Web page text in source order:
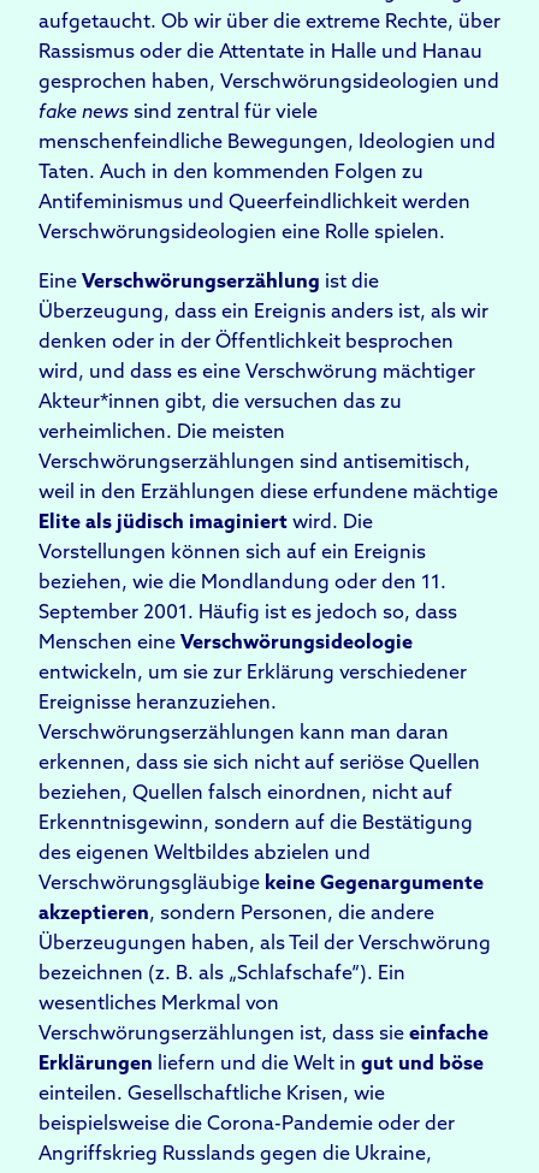
aufgetaucht. Ob wir über die extreme Rechte, über
Rassismus oder die Attentate in Halle und Hanau
gesprochen haben, Verschwörungsideologien und
fake news sind zentral für viele
menschenfeindliche Bewegungen, Ideologien und
Taten. Auch in den kommenden Folgen zu
Antifeminismus und Queerfeindlichkeit werden
Verschwörungsideologien eine Rolle spielen.
Eine Verschwörungserzählung ist die
Überzeugung, dass ein Ereignis anders ist, als wir
denken oder in der Öffentlichkeit besprochen
wird, und dass es eine Verschwörung mächtiger
Akteur*innen gibt, die versuchen das zu
verheimlichen. Die meisten
Verschwörungserzählungen sind antisemitisch,
weil in den Erzählungen diese erfundene mächtige
Elite als jüdisch imaginiert wird. Die
Vorstellungen können sich auf ein Ereignis
beziehen, wie die Mondlandung oder den 11.
September 2001. Häufig ist es jedoch so, dass
Menschen eine Verschwörungsideologie
entwickeln, um sie zur Erklärung verschiedener
Ereignisse heranzuziehen.
Verschwörungserzählungen kann man daran
erkennen, dass sie sich nicht auf seriöse Quellen
beziehen, Quellen falsch einordnen, nicht auf
Erkenntnisgewinn, sondern auf die Bestätigung
des eigenen Weltbildes abzielen und
Verschwörungsgläubige keine Gegenargumente
akzeptieren, sondern Personen, die andere
Überzeugungen haben, als Teil der Verschwörung
bezeichnen (z. B. als „Schlafschafe“). Ein
wesentliches Merkmal von
Verschwörungserzählungen ist, dass sie einfache
Erklärungen liefern und die Welt in gut und böse
einteilen. Gesellschaftliche Krisen, wie
beispielsweise die Corona-Pandemie oder der
Angriffskrieg Russlands gegen die Ukraine,